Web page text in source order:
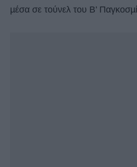
µέσα σε τούνελ του Β’